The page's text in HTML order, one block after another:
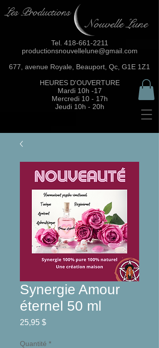
Les Productions
Nouvelle Lune
Tel. 418-661-2211
productionsnouvellelune@gmail.com
677, avenue Royale, Beauport, Qc, G1E 1Z1
HEURES D'OUVERTURE
Mardi 10h -17
Mercredi 10 - 17h
Jeudi 10h - 20h
Synergie Amour
éternel 50 ml
25,95 $Prix
Quantité *